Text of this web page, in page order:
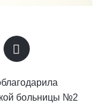
больницы №2